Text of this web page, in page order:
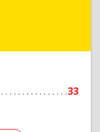
33
Новодвинск г,